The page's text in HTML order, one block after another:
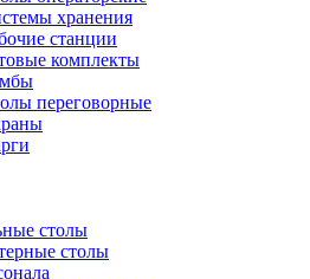
хранения
станции
комплекты
переговорные
столы
столы